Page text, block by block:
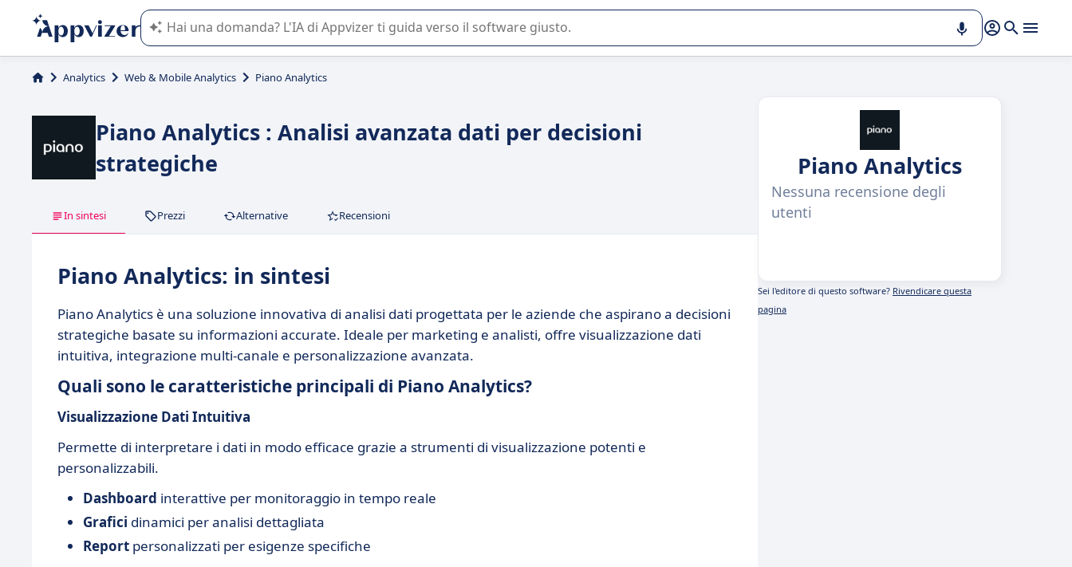
L'IA di Appvizer vi guida nell'utilizzo o nella scelta di un software SaaS per la vostra azienda.
Analytics Web & Mobile Analytics Piano Analytics
Piano Analytics : Analisi avanzata dati per decisioni
strategiche
In sintesi Prezzi Alternative Recensioni
Piano Analytics: in sintesi
Piano Analytics è una soluzione innovativa di analisi dati progettata per le aziende che aspirano a decisioni
strategiche basate su informazioni accurate. Ideale per marketing e analisti, offre visualizzazione dati
intuitiva, integrazione multi-canale e personalizzazione avanzata.
Quali sono le caratteristiche principali di Piano Analytics?
Visualizzazione Dati Intuitiva
Permette di interpretare i dati in modo efficace grazie a strumenti di visualizzazione potenti e
personalizzabili.
Dashboard interattive per monitoraggio in tempo reale
Grafici dinamici per analisi dettagliata
Report personalizzati per esigenze specifiche
Piano Analytics
Nessuna recensione degli
utenti
Sei l'editore di questo software? Rivendicare questa
pagina